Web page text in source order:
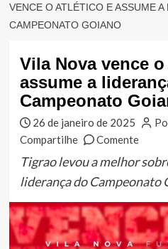
VENCE O ATLÉTICO E ASSUME A
CAMPEONATO GOIANO
Vila Nova vence
assume a
Campeonato
26 de janeiro de 2025
Compartilhe
Comente
Tigrao levou a melhor
liderança do Campeonato